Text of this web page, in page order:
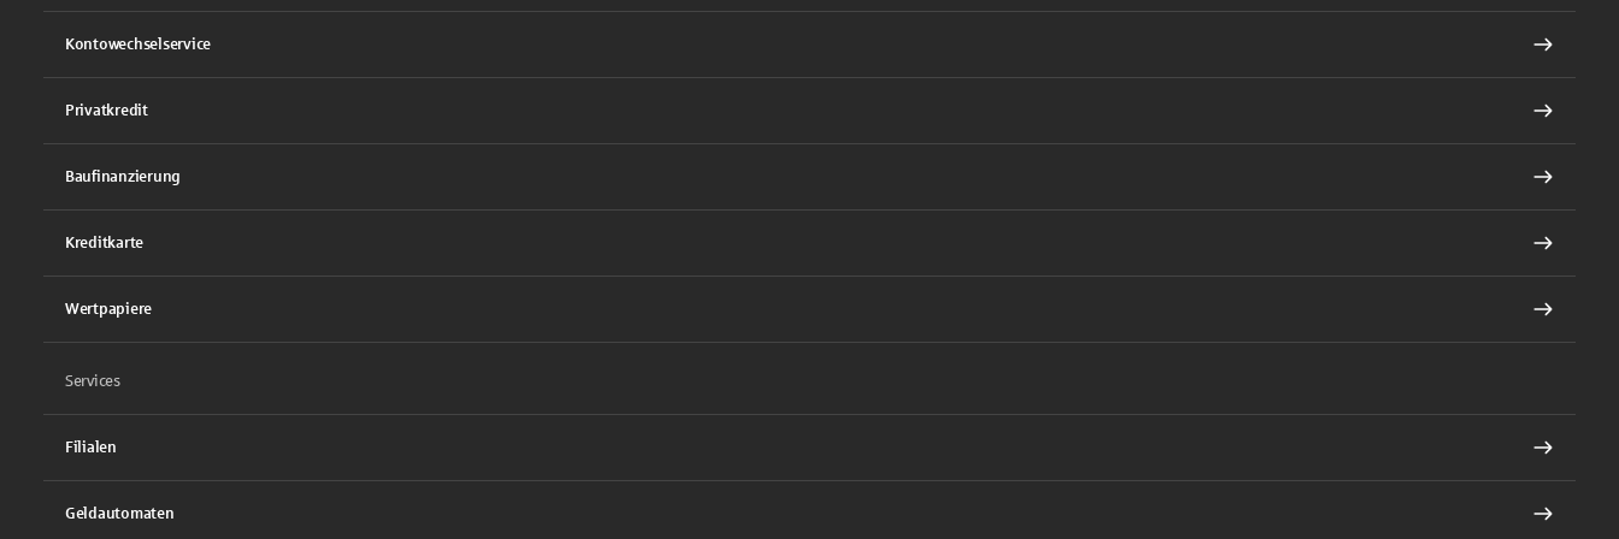
Kontowechselservice
Privatkredit
Baufinanzierung
Kreditkarte
Wertpapiere
Services
Filialen
Geldautomaten